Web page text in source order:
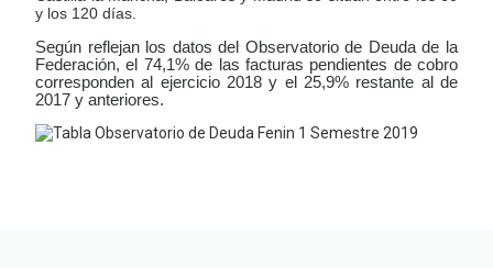
y los 120 días.
Según reflejan los datos del Observatorio de Deuda de la
Federación, el 74,1% de las facturas pendientes de cobro
corresponden al ejercicio 2018 y el 25,9% restante al de
2017 y anteriores.